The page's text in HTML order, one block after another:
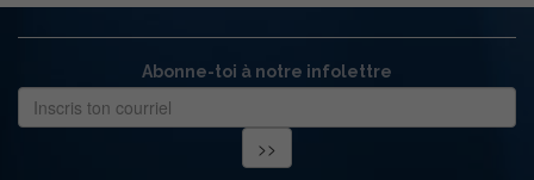
Abonne-toi à notre infolettre